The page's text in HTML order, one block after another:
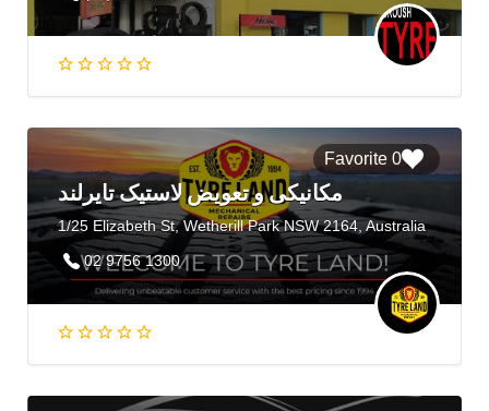
0 Favorite
مکانیکی و تعویض لاستیک تایرلند
1/25 Elizabeth St, Wetherill Park NSW 2164, Australia
02 9756 1300